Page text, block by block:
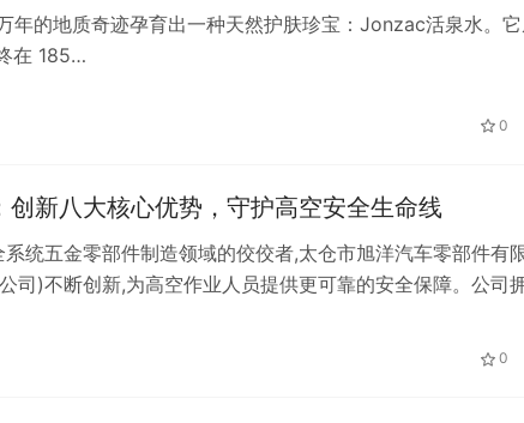
的地质奇迹孕育出一种天然护肤珍宝：Jonzac活泉水。它
在 185…
0
创新八大核心优势，守护高空安全生命线
统五金零部件制造领域的佼佼者,太仓市旭洋汽车零部件有
司)不断创新,为高空作业人员提供更可靠的安全保障。公司
0